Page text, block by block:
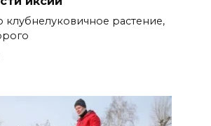
клубнелуковичное растение,